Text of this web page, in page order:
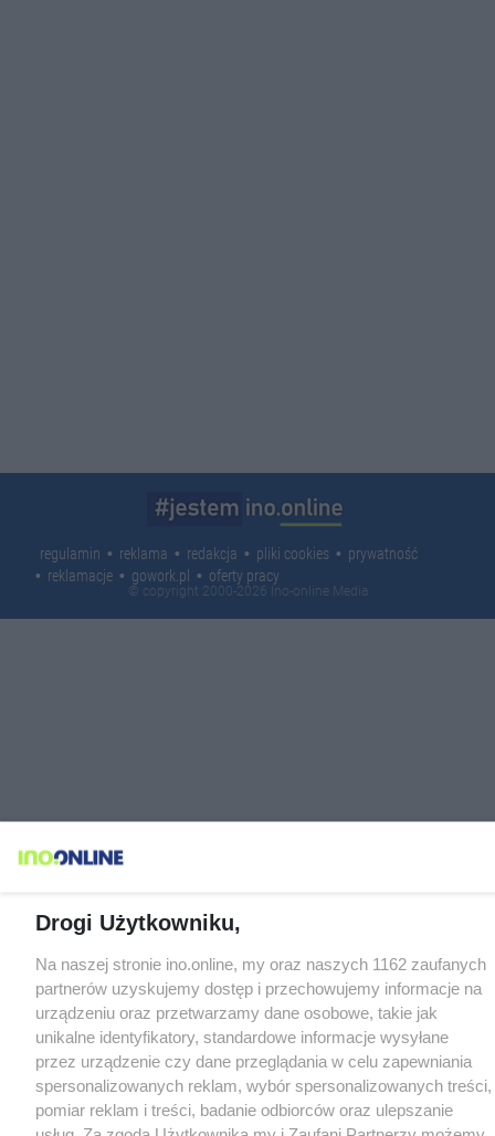
regulamin reklama redakcja pliki cookies
prywatność
reklamacje
gowork.pl oferty pracy
© copyright 2000-2026 Ino-online Media
Drogi Użytkowniku,
Na naszej stronie ino.online, my oraz naszych 1162 zaufanych
partnerów uzyskujemy dostęp i przechowujemy informacje na
urządzeniu oraz przetwarzamy dane osobowe, takie jak
unikalne identyfikatory, standardowe informacje wysyłane
przez urządzenie czy dane przeglądania w celu zapewniania
spersonalizowanych reklam, wybór spersonalizowanych treści,
pomiar reklam i treści, badanie odbiorców oraz ulepszanie